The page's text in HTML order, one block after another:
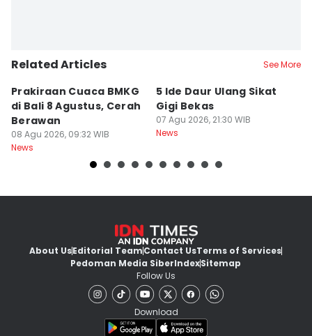
Related Articles See More
Prakiraan Cuaca BMKG
di Bali 8 Agustus, Cerah
Berawan
08 Agu 2026, 09:32 WIB
News
5 Ide Daur Ulang Sikat
Gigi Bekas
07 Agu 2026, 21:30 WIB
News
About UsEditorial TeamContact UsTerms of Services
Pedoman Media SiberIndexSitemap
Follow Us
Download